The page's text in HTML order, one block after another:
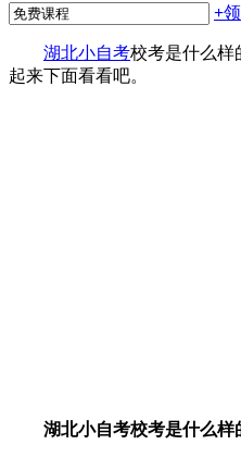
+
湖北小自考校考是什么样
起来下面看看吧。
湖北小自考校考是什么样